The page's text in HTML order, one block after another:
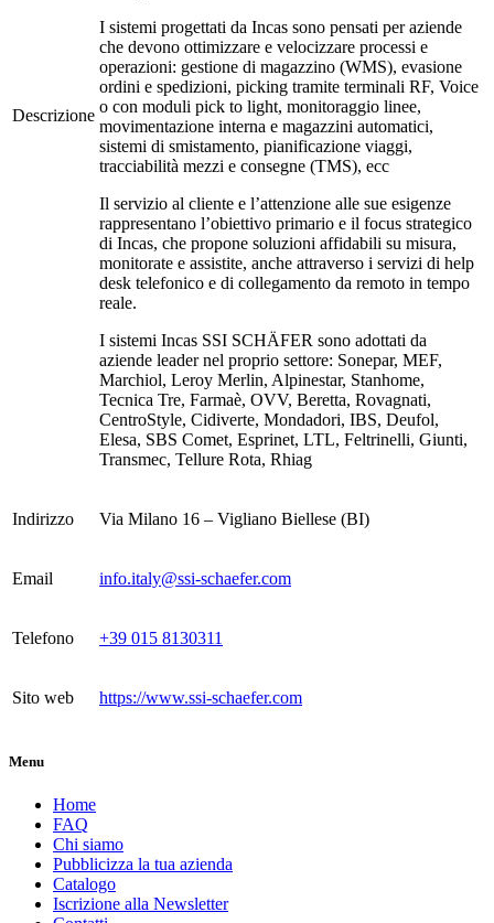
Descrizione
I sistemi progettati da Incas sono pensati per aziende
che devono ottimizzare e velocizzare processi e
operazioni: gestione di magazzino (WMS), evasione
ordini e spedizioni, picking tramite terminali RF, Voice
o con moduli pick to light, monitoraggio linee,
movimentazione interna e magazzini automatici,
sistemi di smistamento, pianificazione viaggi,
tracciabilità mezzi e consegne (TMS), ecc
Il servizio al cliente e l’attenzione alle sue esigenze
rappresentano l’obiettivo primario e il focus strategico
di Incas, che propone soluzioni affidabili su misura,
monitorate e assistite, anche attraverso i servizi di help
desk telefonico e di collegamento da remoto in tempo
reale.
I sistemi Incas SSI SCHÄFER sono adottati da
aziende leader nel proprio settore: Sonepar, MEF,
Marchiol, Leroy Merlin, Alpinestar, Stanhome,
Tecnica Tre, Farmaè, OVV, Beretta, Rovagnati,
CentroStyle, Cidiverte, Mondadori, IBS, Deufol,
Elesa, SBS Comet, Esprinet, LTL, Feltrinelli, Giunti,
Transmec, Tellure Rota, Rhiag
Indirizzo Via Milano 16 – Vigliano Biellese (BI)
Email info.italy@ssi-schaefer.com
Telefono +39 015 8130311
Sito web https://www.ssi-schaefer.com
Menu
Home
FAQ
Chi siamo
Pubblicizza la tua azienda
Catalogo
Iscrizione alla Newsletter